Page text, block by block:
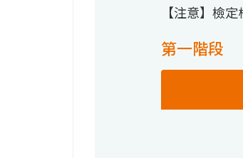
【注意】檢
第一階段